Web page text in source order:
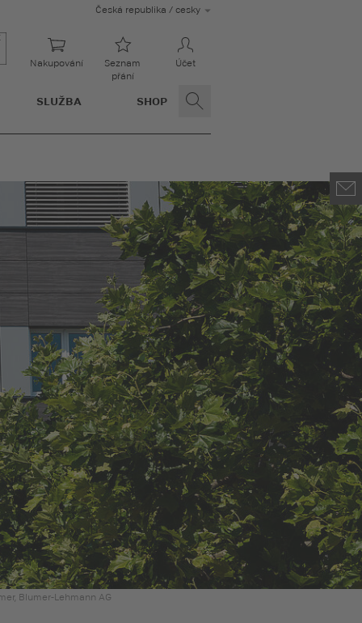
Česká republika / cesky
Nakupování
Seznam
přání
Účet
SLUŽBA SHOP
Blumer-Lehmann AG